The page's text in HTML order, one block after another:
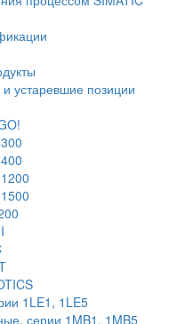
устаревшие позиции
1LE1, 1LE5
серии 1MB1, 1MB5